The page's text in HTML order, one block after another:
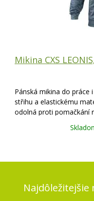
Mikina CXS
Pánská mikina do práce
střihu a elastickému
odolná proti pomačkání